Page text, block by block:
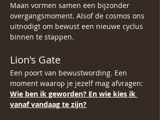
Maan vormen samen een bijzonder
overgangsmoment. Alsof de cosmos ons
uitnodigt om bewust een nieuwe cyclus
binnen te stappen.
Lion's Gate
Een poort van bewustwording. Een
moment waarop je jezelf mag afvragen:
Wie ben ik geworden? En wie kies ik
vanaf vandaag te zijn?